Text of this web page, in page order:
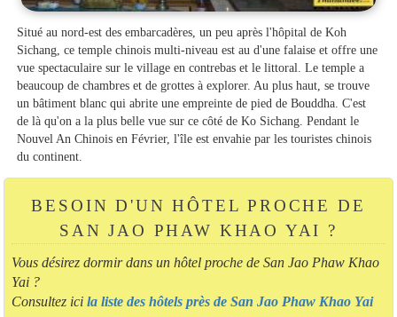
Situé au nord-est des embarcadères, un peu après l'hôpital de Koh
Sichang, ce temple chinois multi-niveau est au d'une falaise et offre une
vue spectaculaire sur le village en contrebas et le littoral. Le temple a
beaucoup de chambres et de grottes à explorer. Au plus haut, se trouve
un bâtiment blanc qui abrite une empreinte de pied de Bouddha. C'est
de là qu'on a la plus belle vue sur ce côté de Ko Sichang. Pendant le
Nouvel An Chinois en Février, l'île est envahie par les touristes chinois
du continent.
BESOIN D'UN HÔTEL PROCHE DE
SAN JAO PHAW KHAO YAI ?
Vous désirez dormir dans un hôtel proche de San Jao Phaw Khao
Yai ?
Consultez ici la liste des hôtels près de San Jao Phaw Khao Yai